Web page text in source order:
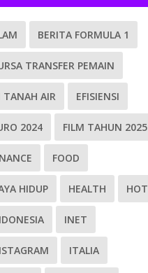
BERITA FORMULA 1
TRANSFER PEMAIN
TANAH AIR EFISIENSI
2024 FILM TAHUN 2025
FOOD
HIDUP HEALTH HOT
INET
ITALIA